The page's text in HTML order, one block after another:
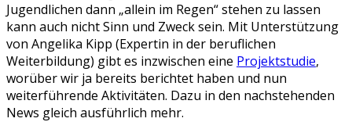
Jugendlichen dann „allein im Regen“ stehen zu lassen
kann auch nicht Sinn und Zweck sein. Mit Unterstützung
von Angelika Kipp (Expertin in der beruflichen
Weiterbildung) gibt es inzwischen eine Projektstudie,
worüber wir ja bereits berichtet haben und nun
weiterführende Aktivitäten. Dazu in den nachstehenden
News gleich ausführlich mehr.